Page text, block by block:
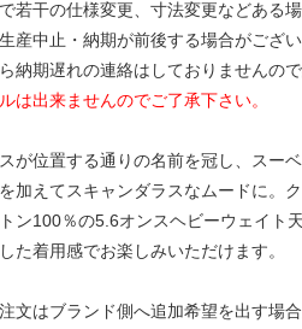
若干の仕様変更、寸法変更などある場
産中止・納期が前後する場合がござい
納期遅れの連絡はしておりませんの
は出来ませんのでご了承下さい。
が位置する通りの名前を冠し、スー
加えてスキャンダラスなムードに。
ン100％の5.6オンスヘビーウェイト
た着用感でお楽しみいただけます。
文はブランド側へ追加希望を出す場